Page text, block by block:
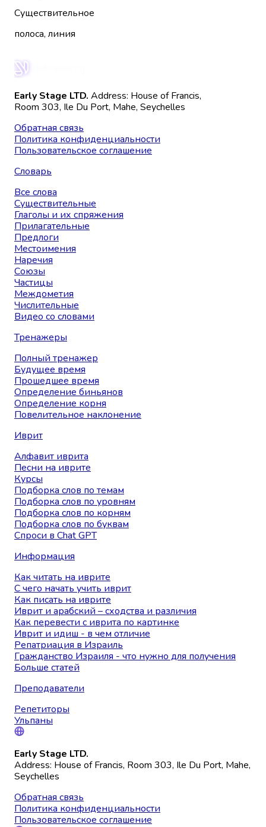
Существительное
полоса, линия
Early Stage LTD. Address: House of Francis,
Room 303, Ile Du Port, Mahe, Seychelles
Обратная связь
Политика конфиденциальности
Пользовательское соглашение
Словарь
Все слова
Существительные
Глаголы и их спряжения
Прилагательные
Предлоги
Местоимения
Наречия
Союзы
Частицы
Междометия
Числительные
Видео со словами
Тренажеры
Полный тренажер
Будущее время
Прошедшее время
Определение биньянов
Определение корня
Повелительное наклонение
Иврит
Алфавит иврита
Песни на иврите
Курсы
Подборка слов по темам
Подборка слов по уровням
Подборка слов по корням
Подборка слов по буквам
Спроси в Chat GPT
Информация
Как читать на иврите
С чего начать учить иврит
Как писать на иврите
Иврит и арабский – сходства и различия
Как перевести с иврита по картинке
Иврит и идиш - в чем отличие
Репатриация в Израиль
Гражданство Израиля - что нужно для получения
Больше статей
Преподаватели
Репетиторы
Ульпаны
Early Stage LTD.
Address: House of Francis, Room 303, Ile Du Port, Mahe,
Seychelles
Обратная связь
Политика конфиденциальности
Пользовательское соглашение